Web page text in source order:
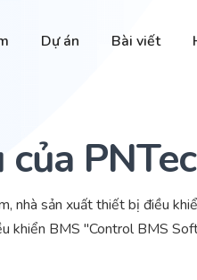
Dự án Bài viết
nhà sản xuất thiết bị điều
khiển BMS "Control BMS